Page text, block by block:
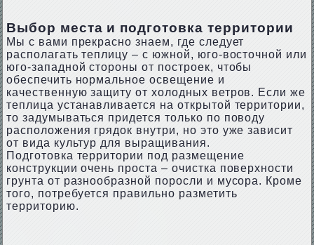
Выбор места и подготовка территории
Мы с вами прекрасно знаем, где следует
располагать теплицу – с южной, юго-восточной или
юго-западной стороны от построек, чтобы
обеспечить нормальное освещение и
качественную защиту от холодных ветров. Если же
теплица устанавливается на открытой территории,
то задумываться придется только по поводу
расположения грядок внутри, но это уже зависит
от вида культур для выращивания.
Подготовка территории под размещение
конструкции очень проста – очистка поверхности
грунта от разнообразной поросли и мусора. Кроме
того, потребуется правильно разметить
территорию.